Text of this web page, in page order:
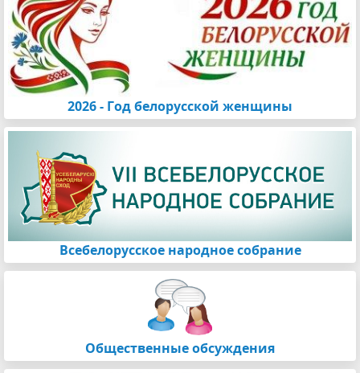
2026 - Год белорусской женщины
Всебелорусское народное собрание
Общественные обсуждения